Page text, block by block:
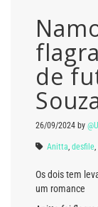
de
26/09/2024 by
Anitta desfile
Os dois tem
um romance